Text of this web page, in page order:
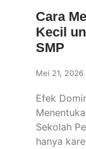
Cara
Kecil
SMP
Mei 21, 2026
Efek
Sekolah
hanya